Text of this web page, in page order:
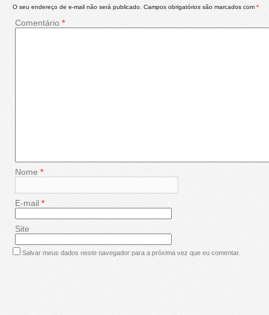
O seu endereço de e-mail não será publicado. Campos obrigatórios são marcados com *
Comentário *
Nome *
E-mail *
Site
Salvar meus dados neste navegador para a próxima vez que eu comentar.